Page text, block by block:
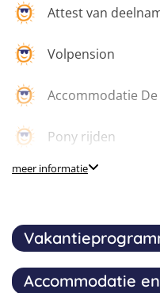
Attest van
Volpension
Accommodatie
Pony rijden
Theorie over
meer informatie
Op manège Beaufaux
Accommodatie